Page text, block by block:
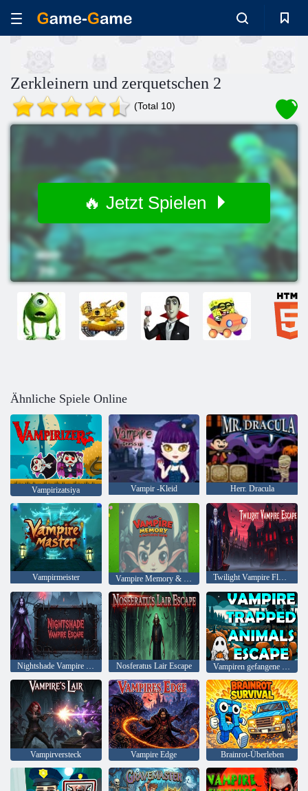
Zerkleinern und zerquetschen 2
(Total 10)
🔥 Jetzt Spielen
Ähnliche Spiele Online
Vampirizatsiya Vampir -Kleid Herr. Dracula
Vampirmeister Twilight Vampire Flucht
Nightshade Vampire Flucht Nosferatus Lair Escape Vampiren gefangene Tiere entkommen
Vampirversteck Vampire Edge Brainrot-Überleben